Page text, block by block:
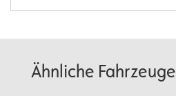
Ähnliche Fahrzeuge